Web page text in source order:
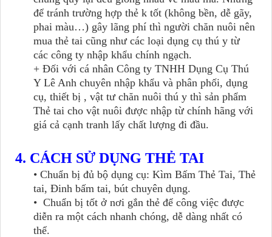
để tránh trường hợp thẻ k tốt (không bền, dễ gãy,
phai màu…) gây lãng phí thì người chăn nuôi nên
mua thẻ tai cũng như các loại dụng cụ thú y từ
các công ty nhập khẩu chính ngạch.
+ Đối với cá nhân Công ty TNHH Dụng Cụ Thú
Y Lê Anh chuyên nhập khẩu và phân phối, dụng
cụ, thiết bị , vật tư chăn nuôi thú y thì sản phẩm
Thẻ tai cho vật nuôi được nhập từ chính hãng với
giá cả cạnh tranh lấy chất lượng đi đầu.
4. CÁCH SỬ DỤNG THẺ TAI
• Chuẩn bị đủ bộ dụng cụ: Kìm Bấm Thẻ Tai, Thẻ
tai, Đinh bấm tai, bút chuyên dụng.
• Chuẩn bị tốt ở nơi gắn thẻ để công việc được
diễn ra một cách nhanh chóng, dễ dàng nhất có
thể.